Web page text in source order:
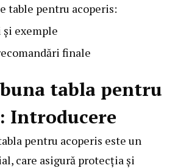
table pentru acoperis:
și exemple
finale
tabla pentru
Introducere
pentru acoperis este un
care asigură protecția și